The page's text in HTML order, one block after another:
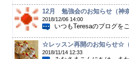
12月 勉強会のお知らせ（神
2018/12/06 14:00
いつもTeresaのブログを
☆レッスン再開のお知らせ☆
2018/11/14 12:33